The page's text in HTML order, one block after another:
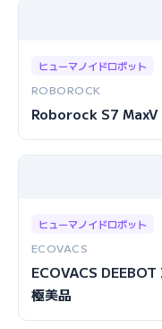
ヒューマノイドロボット
ROBOROCK
Roborock S7 MaxV
ヒューマノイドロボット
ECOVACS
ECOVACS
極美品